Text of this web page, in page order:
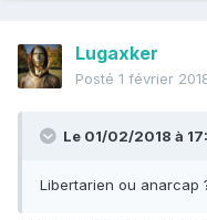
Lugaxker
Posté 1 février
Le 01/02/2018 à
Libertarien ou anarcap